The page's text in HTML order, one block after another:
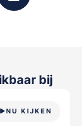
bij
NU KIJKEN